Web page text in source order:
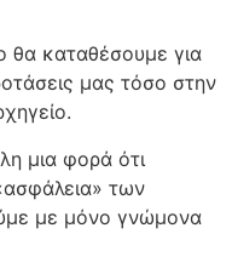
θα καταθέσουμε για
μας τόσο στην
μια φορά ότι
των
με μόνο γνώμονα